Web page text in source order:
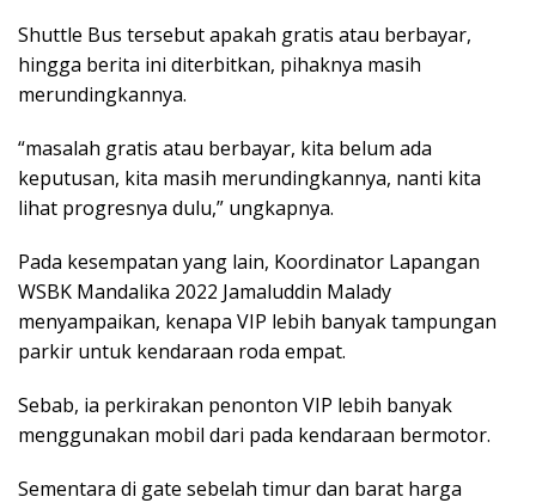
Shuttle Bus tersebut apakah gratis atau berbayar,
hingga berita ini diterbitkan, pihaknya masih
merundingkannya.
“masalah gratis atau berbayar, kita belum ada
keputusan, kita masih merundingkannya, nanti kita
lihat progresnya dulu,” ungkapnya.
Pada kesempatan yang lain, Koordinator Lapangan
WSBK Mandalika 2022 Jamaluddin Malady
menyampaikan, kenapa VIP lebih banyak tampungan
parkir untuk kendaraan roda empat.
Sebab, ia perkirakan penonton VIP lebih banyak
menggunakan mobil dari pada kendaraan bermotor.
Sementara di gate sebelah timur dan barat harga